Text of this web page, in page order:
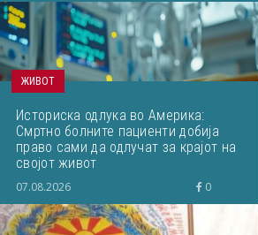
ЖИВОТ
Историска одлука во Америка:
Смртно болните пациенти добија
право сами да одлучат за крајот на
својот живот
07.08.2026 0